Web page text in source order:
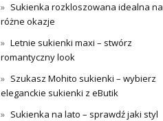
Sukienka rozkloszowana idealna na
różne okazje
Letnie sukienki maxi – stwórz
romantyczny look
Szukasz Mohito sukienki – wybierz
eleganckie sukienki z eButik
Sukienka na lato – sprawdź jaki styl